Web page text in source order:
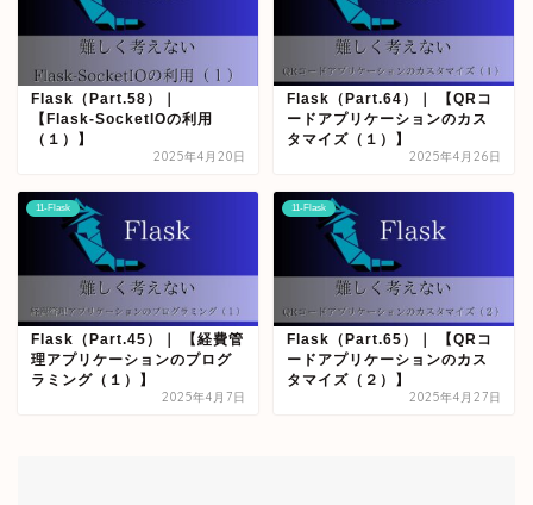
Flask（Part.58）｜
【Flask-SocketIOの利用
（１）】
2025年4月20日
Flask（Part.64）｜ 【QRコ
ードアプリケーションのカス
タマイズ（１）】
2025年4月26日
11-Flask
Flask（Part.45）｜ 【経費管
理アプリケーションのプログ
ラミング（１）】
2025年4月7日
11-Flask
Flask（Part.65）｜ 【QRコ
ードアプリケーションのカス
タマイズ（２）】
2025年4月27日